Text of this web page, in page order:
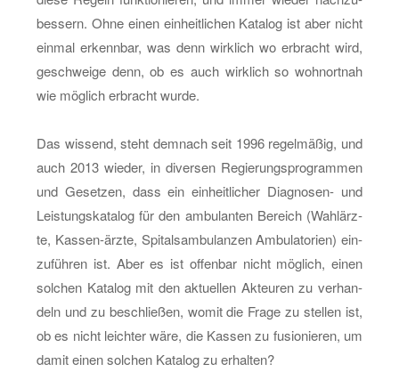
bes­sern. Ohne einen ein­heit­li­chen Ka­ta­log ist aber nicht
ein­mal er­kenn­bar, was denn wirk­lich wo er­bracht wird,
ge­schwei­ge denn, ob es auch wirk­lich so wohn­ort­nah
wie mög­lich er­bracht wurde.
Das wis­send, steht dem­nach seit 1996 re­gel­mä­ßig, und
auch 2013 wie­der, in di­ver­sen Re­gie­rungs­pro­gram­men
und Ge­set­zen, dass ein ein­heit­li­cher Dia­gno­sen- und
Leis­tungs­ka­ta­log für den am­bu­lan­ten Be­reich (Wahl­ärz­
te, Kas­sen-ärz­te, Spi­tals­am­bu­lan­zen Am­bu­la­to­ri­en) ein­
zu­füh­ren ist. Aber es ist of­fen­bar nicht mög­lich, einen
sol­chen Ka­ta­log mit den ak­tu­el­len Ak­teu­ren zu ver­han­
deln und zu be­schlie­ßen, womit die Frage zu stel­len ist,
ob es nicht leich­ter wäre, die Kas­sen zu fu­sio­nie­ren, um
damit einen sol­chen Ka­ta­log zu er­hal­ten?